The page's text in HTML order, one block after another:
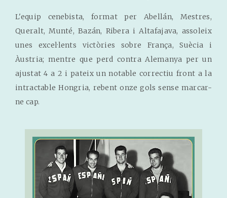
L'equip cenebista, format per Abellán, Mestres,
Queralt, Munté, Bazán, Ribera i Altafajava, assoleix
unes excel·lents victòries sobre França, Suècia i
Àustria; mentre que perd contra Alemanya per un
ajustat 4 a 2 i pateix un notable correctiu front a la
intractable Hongria, rebent onze gols sense marcar-
ne cap.